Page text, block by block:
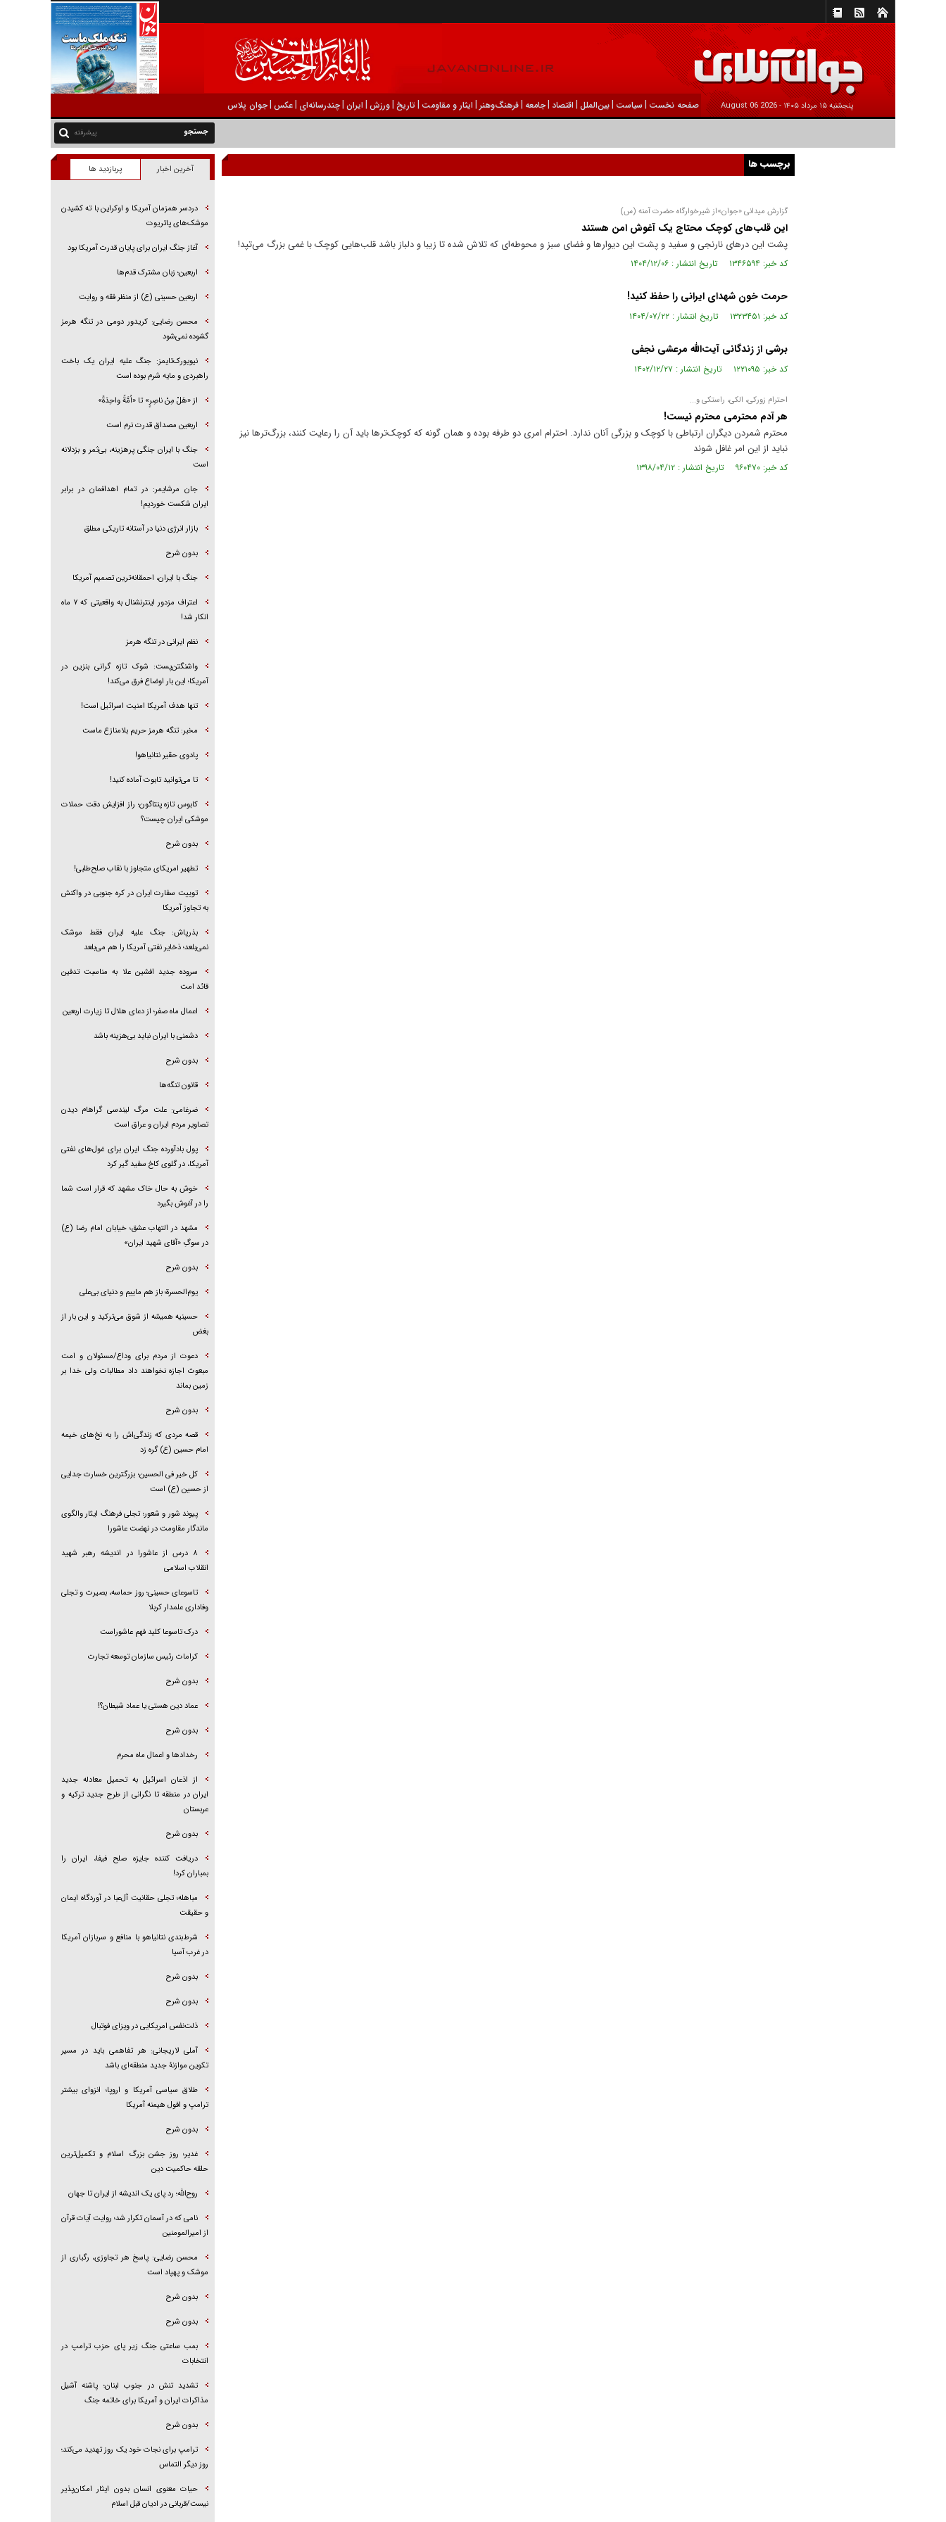
پنجشنبه ۱۵ مرداد ۱۴۰۵ - 2026 August 06 صفحه نخست | سیاست |بين‌الملل | اقتصاد |جامعه |فرهنگ‌و‌هنر | ایثار و مقاومت |تاریخ |ورزش | ايران |چندرسانه‌ای |عکس |جوان پلاس
پیشرفته
برچسب ها
گزارش میدانی «جوان»‌از شیرخوارگاه حضرت آمنه (س)
این قلب‌های کوچک محتاج یک آغوش امن هستند
پشت این در‌های نارنجی و سفید و پشت این دیوار‌ها و فضای سبز و محوطه‌ای که تلاش شده تا زیبا و دلباز باشد قلب‌هایی کوچک با غمی بزرگ می‌تپد!
کد خبر: ۱۳۴۶۵۹۴ تاریخ انتشار : ۱۴۰۴/۱۲/۰۶
حرمت خون شهدای ایرانی را حفظ کنید!
کد خبر: ۱۳۲۳۴۵۱ تاریخ انتشار : ۱۴۰۴/۰۷/۲۲
برشی از زندگانی آیت‌الله مرعشی نجفی
کد خبر: ۱۲۲۱۰۹۵ تاریخ انتشار : ۱۴۰۲/۱۲/۲۷
احترام زورکی، الکی، راستکی و...
هر آدم محترمی محترم نیست!
محترم شمردن دیگران ارتباطی با کوچک و بزرگی آنان ندارد. احترام امری دو طرفه بوده و همان گونه که کوچک‌تر‌ها باید آن را رعایت کنند، بزرگ‌تر‌ها نیز
نباید از این امر غافل شوند
کد خبر: ۹۶۰۴۷۰ تاریخ انتشار : ۱۳۹۸/۰۴/۱۲
آخرین اخبار پربازدید ها
دردسر همزمان آمریکا و اوکراین با ته کشیدن
موشک‌های پاتریوت
آغاز جنگ ایران برای پایان قدرت آمریکا بود
اربعین؛ زبان مشترک قدم‌ها
اربعین حسینی (ع) از منظر فقه و روایت
محسن رضایی: کریدور دومی در تنگه هرمز
گشوده نمی‌شود
نیویورک‌تایمز: جنگ علیه ایران یک باخت
راهبردی و مایه شرم بوده است
از «هَلْ مِنْ ناصِرٍ» تا «اُمَّةً واحِدَةً»
اربعین مصداق قدرت نرم است
جنگ با ایران جنگی پرهزینه، بی‌ثمر و بزدلانه
است
جان مرشایمر: در تمام اهدافمان در برابر
ایران شکست خوردیم!
بازار انرژی دنیا در آستانه تاریکی مطلق
بدون شرح
جنگ با ایران، احمقانه‌ترین تصمیم آمریکا
اعتراف مزدور اینترنشنال به واقعیتی که ۷ ماه
انکار شد!
نظم ایرانی در تنگه هرمز
واشنگتن‌پست: شوک تازه گرانی بنزین در
آمریکا؛ این بار اوضاع فرق می‌کند!
تنها هدف آمریکا امنیت اسرائیل است!
مخبر: تنگه هرمز حریم بلامنازع ماست
پادوی حقیر نتانیاهو!
تا می‌توانید تابوت آماده کنید!
کابوس تازه پنتاگون؛ راز افزایش دقت حملات
موشکی ایران چیست؟
بدون شرح
تطهیر امریکای متجاوز با نقاب صلح‌طلبی!
توییت سفارت ایران در کره جنوبی در واکنش
به تجاوز آمریکا
بذرپاش: ‏جنگ علیه ایران فقط موشک
نمی‌بلعد؛ ذخایر نفتی آمریکا را هم می‌بلعد
سروده جدید افشین علا به مناسبت تدفین
قائد امت
اعمال ماه صفر؛ از دعای هلال تا زیارت اربعین
دشمنی با ایران نباید بی‌هزینه باشد
بدون شرح
قانون تنگه‌ها
ضرغامی: علت مرگ لیندسی گراهام دیدن
تصاویر مردم ایران و عراق است
پول بادآورده جنگ ایران برای غول‌های نفتی
آمریکا، در گلوی کاخ سفید گیر کرد
خوش به حال خاک مشهد که قرار است شما
را در آغوش بگیرد
مشهد در التهاب عشق؛ خیابان امام رضا (ع)
در سوگِ «آقای شهید ایران»
بدون شرح
یوم‌الحسرة؛ باز هم ماییم و دنیای بی‌علی
حسینیه همیشه از شوق می‌ترکید و این بار از
بغض
دعوت از مردم برای وداع/مسئولان و امت
مبعوث اجازه نخواهند داد مطالبات ولی خدا بر
زمین بماند
بدون شرح
قصه مردی که زندگی‌اش را به نخ‌های خیمه
امام حسین (ع) گره زد
کل خیر فی الحسین؛ بزرگترین خسارت جدایی
از حسین (ع) است
پیوند شور و شعور؛ تجلی فرهنگ ایثار والگوی
ماندگار مقاومت در نهضت عاشورا
۸ درس از عاشورا در اندیشه رهبر شهید
انقلاب اسلامی
تاسوعای حسینی؛ روز حماسه، بصیرت و تجلی
وفاداری علمدار کربلا
درک تاسوعا کلید فهم عاشوراست
کرامات رئیس سازمان توسعه تجارت
بدون شرح
عماد دین هستی یا عماد شیطان؟!
بدون شرح
رخداد‌ها و اعمال ماه محرم
از اذعان اسرائیل به تحمیل معادله جدید
ایران در منطقه تا نگرانی از طرح جدید ترکیه و
عربستان
بدون شرح
دریافت کننده جایزه صلح فیفا، ایران را
بمباران کرد!
مباهله؛ تجلی حقانیت آل‌عبا در آوردگاه ایمان
و حقیقت
شرط‌بندی نتانیاهو با منافع و سربازان آمریکا
در غرب آسیا
بدون شرح
بدون شرح
ذلت‌نفس امریکایی در ویزای فوتبال
آملی لاریجانی: هر تفاهمی باید در مسیر
تکوین موازنۀ جدید منطقه‌ای باشد
طلاق سیاسی آمریکا و اروپا؛ انزوای بیشتر
ترامپ و افول هیمنه آمریکا
بدون شرح
غدیر؛ روز جشن بزرگ اسلام و تکمیل‌ترین
حلقه حاکمیت دین
روح‌الله؛ رد پای یک اندیشه از ایران تا جهان
نامی که در آسمان تکرار شد؛ روایت آیات قرآن
از امیرالمومنین
محسن رضایی: پاسخ هر تجاوزی، رگباری از
موشک و پهپاد است
بدون شرح
بدون شرح
بمب ساعتی جنگ زیر پای حزب ترام‍پ در
انتخابات
تشدید تنش در جنوب لبنان؛ پاشنه آشیل
مذاکرات ایران و آمریکا برای خاتمه جنگ
بدون شرح
ترامپ برای نجات خود یک روز تهدید می‌کند؛
روز دیگر التماس
حیات معنوی انسان بدون ایثار امکان‌پذیر
نیست/قربانی در ادیان قبل اسلام